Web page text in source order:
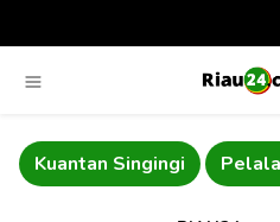
Pelalawan Riau